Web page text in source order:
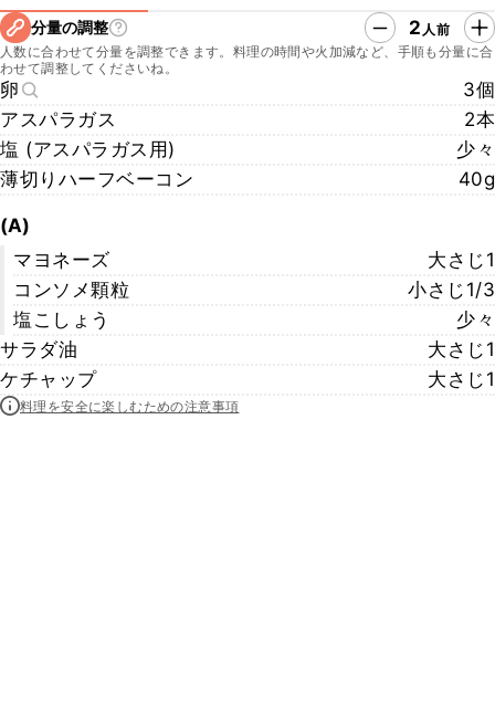
分量の調整 2 人前
人数に合わせて分量を調整できます。料理の時間や火加減など、手順も分量に合
わせて調整してくださいね。
卵
3個
アスパラガス
2本
塩 (アスパラガス用)
少々
薄切りハーフベーコン
40g
(A)
マヨネーズ
大さじ1
コンソメ顆粒
小さじ1/3
塩こしょう
少々
サラダ油
大さじ1
ケチャップ
大さじ1
料理を安全に楽しむための注意事項